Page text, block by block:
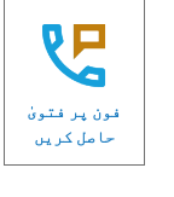
فون پر فتویٰ
حاصل کریں